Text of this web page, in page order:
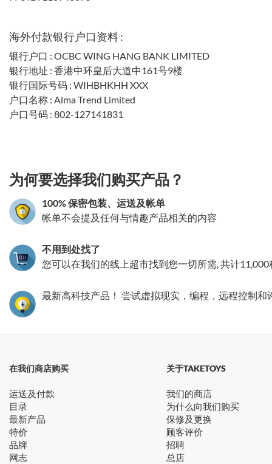
TakeToys旺角第一分店
TakeToys旺角第二分店
深水埗仿真情趣娃娃陈列室
TakeToys
TakeToys深水埗分店
TakeToys荃湾分店
TakeToys元朗分店
海外付款银行户口资料 :
银行户口 : OCBC WING HANG BANK LIMITED
银行地址 : 香港中环皇后大道中161号9楼
银行国际号码 : WIHBHKHH XXX
户口名称 : Alma Trend Limited
户口号码 : 802-127141831
为何要选择我们购买产品？
100% 保密包装、运送及帐单
帐单不会提及任何与情趣产品相关的内容
不用到处找了
您可以在我们的线上超市找到您一切所需, 共计11,000
最新高科技产品！ 尝试虚拟现实，编程，远程控制
在我们商店购买
运送及付款
目录
最新产品
特价
品牌
网志
关于TAKETOYS
我们的商店
为什么向我们购买
保修及更换
顾客评价
招聘
总店